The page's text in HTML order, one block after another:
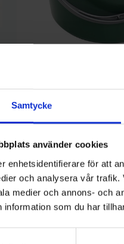
Samtycke
använder cookies
enhetsidentifierare för att
och analysera vår trafik.
medier och annons- och
information som du har
samma